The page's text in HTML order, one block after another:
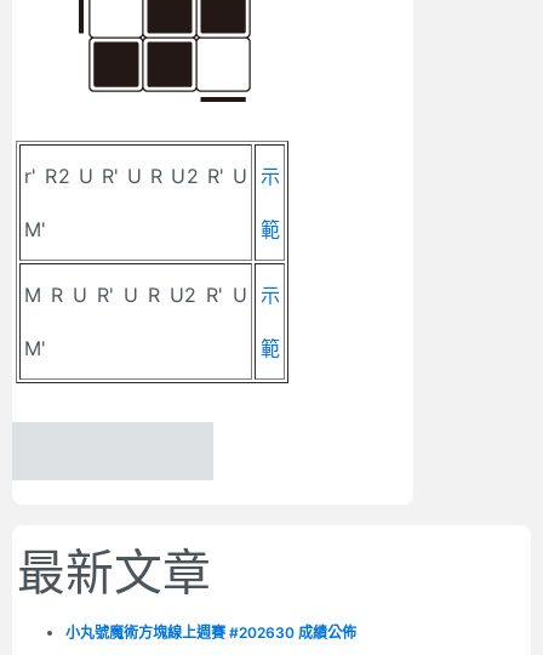
r' R2 U R' U R U2 R' U
M'
示
範
M R U R' U R U2 R' U
M'
示
範
最新文章
小丸號魔術方塊線上週賽 #202630 成績公佈